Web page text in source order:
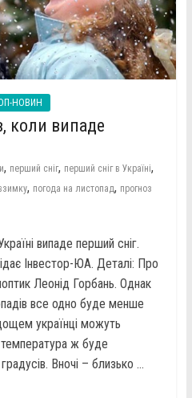
НОВИН
коли випаде
, перший сніг, перший сніг в Україні,
, погода на листопад, прогноз
випаде перший сніг.
Інвестор-ЮА. Деталі: Про
Леонід Горбань. Однак
все одно буде менше
українці можуть
температура ж буде
Вночі – близько ...